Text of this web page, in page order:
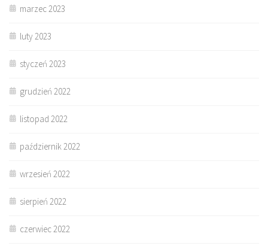
marzec 2023
luty 2023
styczeń 2023
grudzień 2022
listopad 2022
październik 2022
wrzesień 2022
sierpień 2022
czerwiec 2022